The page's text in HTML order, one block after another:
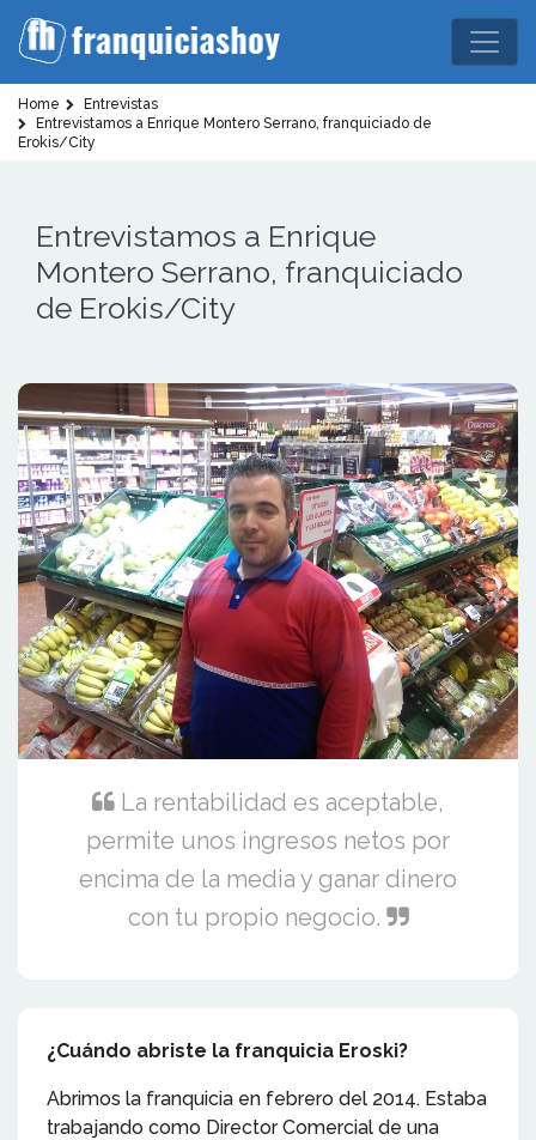
Home
Entrevistas
Entrevistamos a Enrique Montero Serrano, franquiciado de
Erokis/City
Entrevistamos a Enrique
Montero Serrano, franquiciado
de Erokis/City
La rentabilidad es aceptable,
permite unos ingresos netos por
encima de la media y ganar dinero
con tu propio negocio.
¿Cuándo abriste la franquicia Eroski?
Abrimos la franquicia en febrero del 2014. Estaba
trabajando como Director Comercial de una